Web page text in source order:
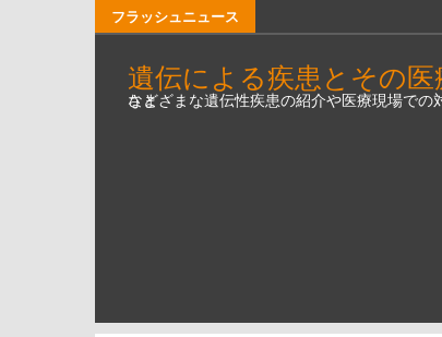
フラッシュニュース
遺伝による疾患とその医
さまざまな遺伝性疾患の紹介や医療現場での対策など